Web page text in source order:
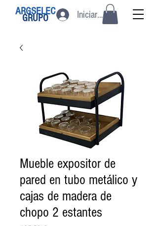
ARGSELEC
GRUPO Iniciar sesión
Mueble expositor de
pared en tubo metálico y
cajas de madera de
chopo 2 estantes